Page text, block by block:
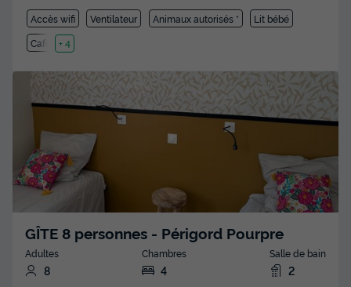
Accès wifi Ventilateur Animaux autorisés *
Lit bébé
Cafetière
+ 4
GÎTE 8 personnes - Périgord Pourpre
Adultes
8
Chambres
4
Salle de bain
2